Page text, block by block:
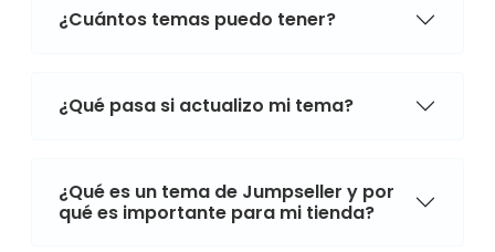
¿Cuántos temas puedo tener?
¿Qué pasa si actualizo mi tema?
¿Qué es un tema de Jumpseller y por
qué es importante para mi tienda?